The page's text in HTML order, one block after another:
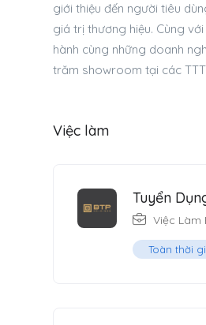
giới thiệu đến người tiêu
giá trị thương hiệu. Cùng
hành cùng những doanh
trăm showroom tại các
Việc làm
Tuyển
Việc Làm
Toàn thời